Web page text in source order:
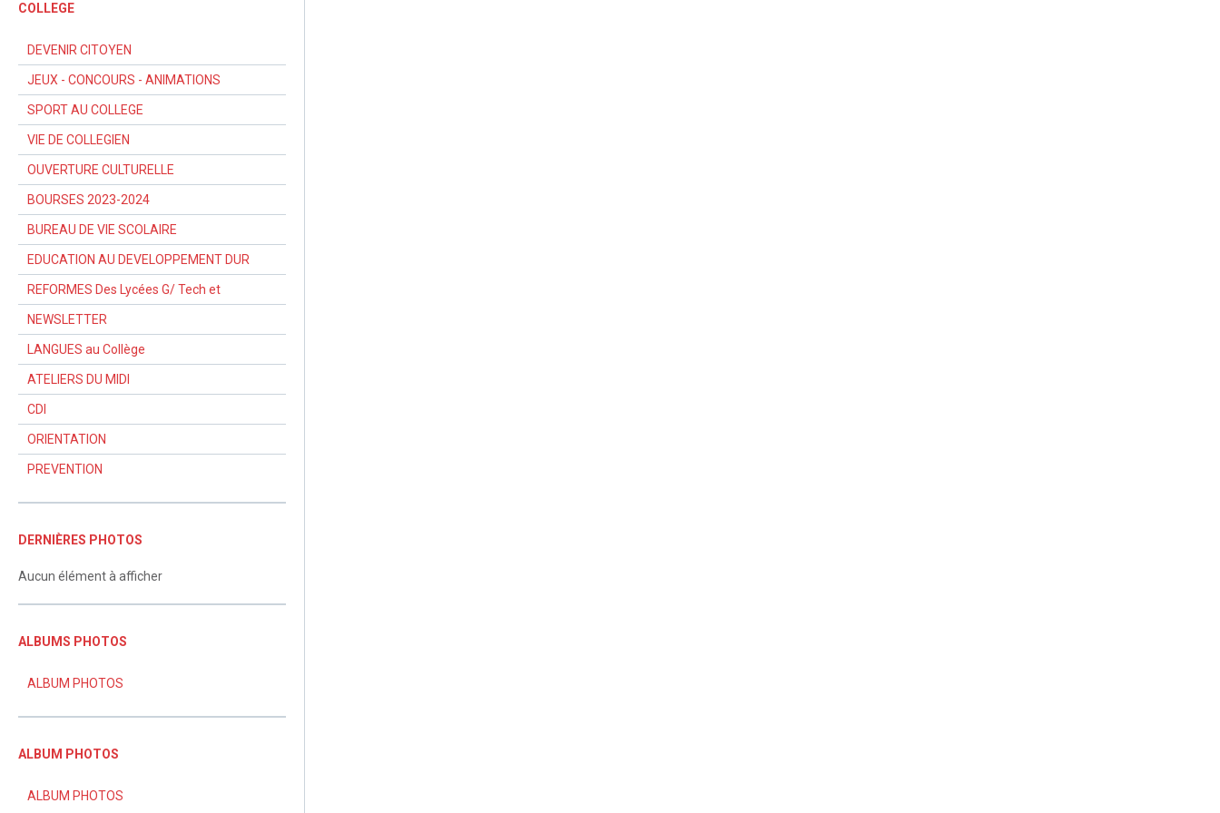
COLLEGE
DEVENIR CITOYEN
JEUX - CONCOURS - ANIMATIONS
SPORT AU COLLEGE
VIE DE COLLEGIEN
OUVERTURE CULTURELLE
BOURSES 2023-2024
BUREAU DE VIE SCOLAIRE
EDUCATION AU DEVELOPPEMENT DUR
REFORMES Des Lycées G/ Tech et
NEWSLETTER
LANGUES au Collège
ATELIERS DU MIDI
CDI
ORIENTATION
PREVENTION
DERNIÈRES PHOTOS
Aucun élément à afficher
ALBUMS PHOTOS
ALBUM PHOTOS
ALBUM PHOTOS
ALBUM PHOTOS